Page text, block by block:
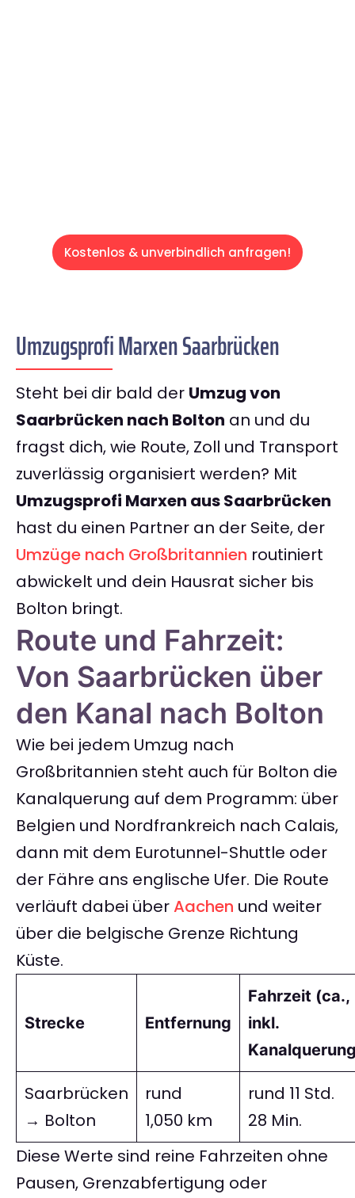
Kostenlos & unverbindlich anfragen!
Umzugsprofi Marxen Saarbrücken
Steht bei dir bald der Umzug von
Saarbrücken nach Bolton an und du
fragst dich, wie Route, Zoll und Transport
zuverlässig organisiert werden? Mit
Umzugsprofi Marxen aus Saarbrücken
hast du einen Partner an der Seite, der
Umzüge nach Großbritannien routiniert
abwickelt und dein Hausrat sicher bis
Bolton bringt.
Route und Fahrzeit:
Von Saarbrücken über
den Kanal nach Bolton
Wie bei jedem Umzug nach
Großbritannien steht auch für Bolton die
Kanalquerung auf dem Programm: über
Belgien und Nordfrankreich nach Calais,
dann mit dem Eurotunnel-Shuttle oder
der Fähre ans englische Ufer. Die Route
verläuft dabei überAachen und weiter
über die belgische Grenze Richtung
Küste.
Strecke Entfernung
Fahrzeit (ca.,
inkl.
Saarbrücken
→ Bolton
rund
1,050 km
rund 11 Std.
28 Min.
Diese Werte sind reine Fahrzeiten ohne
Pausen, Grenzabfertigung oder